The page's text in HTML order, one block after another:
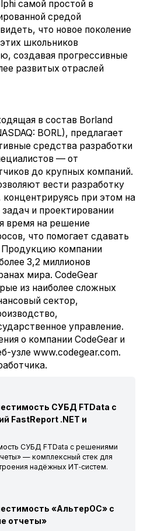
самой простой в
средой
что новое поколение
школьников
создавая прогрессивные
развитых отраслей
в состав Borland
BORL), предлагает
средства разработки
— от
до крупных компаний.
вести разработку
при этом на
и проектировании
время на решение
что помогает сдавать
Продукцию компании
3,2 миллионов
мира. CodeGear
из наиболее сложных
сектор,
управление.
о компании CodeGear и
узле www.codegear.com.
СУБД FTData с
FastReport .NET и
СУБД FTData с решениями
— комплексный стек для
надёжных ИТ‑систем.
«АльтерОС» с
отчеты»